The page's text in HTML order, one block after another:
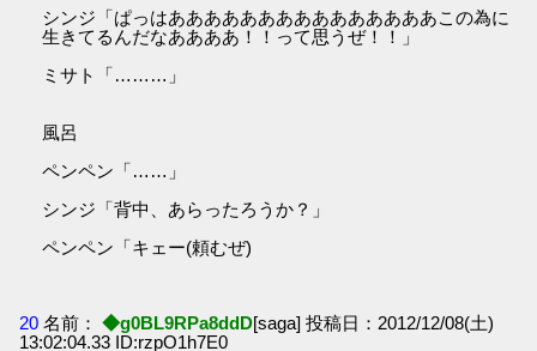
シンジ「ぱっはあああああああああああああああこの為に
生きてるんだなああああ！！って思うぜ！！」
ミサト「………」
風呂
ペンペン「……」
シンジ「背中、あらったろうか？」
ペンペン「キェー(頼むぜ)
20 名前： ◆g0BL9RPa8ddD[saga] 投稿日：2012/12/08(土)
13:02:04.33 ID:rzpO1h7E0